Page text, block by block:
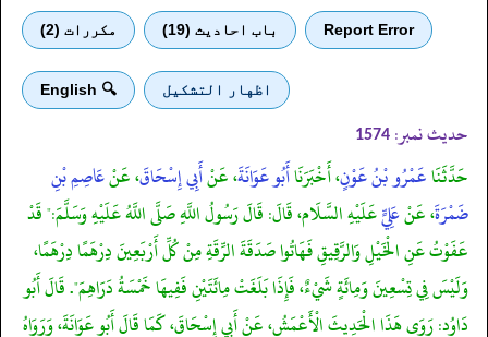
Report Error باب احادیث (19) مكررات (2)
اظهار التشكيل 🔍 English
حدیث نمبر: 1574
حَدَّثَنَاعَمْرُو بْنُ عَوْنٍ، أَخْبَرَنَاأَبُو عَوَانَةَ، عَنْأَبِي إِسْحَاقَ، عَنْعَاصِمِ بْنِ
ضَمْرَةَ، عَنْعَلِيٍّعَلَيْهِ السَّلَام، قَالَ: قَالَ رَسُولُ اللَّهِ صَلَّى اللَّهُ عَلَيْهِ وَسَلَّمَ:" قَدْ
عَفَوْتُ عَنِ الْخَيْلِ وَالرَّقِيقِ فَهَاتُوا صَدَقَةَ الرِّقَةِ مِنْ كُلِّ أَرْبَعِينَ دِرْهَمًا دِرْهَمًا،
وَلَيْسَ فِي تِسْعِينَ وَمِائَةٍ شَيْءٌ، فَإِذَا بَلَغَتْ مِائَتَيْنِ فَفِيهَا خَمْسَةُ دَرَاهِمَ". قَالَ أَبُو
دَاوُد: رَوَى هَذَا الْحَدِيثَ الْأَعْمَشُ، عَنْ أَبِي إِسْحَاقَ، كَمَا قَالَ أَبُو عَوَانَةَ، وَرَوَاهُ